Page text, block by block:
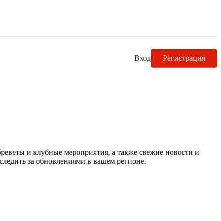
Вход Регистрация
и клубные мероприятия, а также свежие новости и
за обновлениями в вашем регионе.